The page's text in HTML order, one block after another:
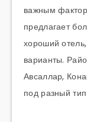
важным
предлагает
хороший
варианты.
Авсаллар,
под разный